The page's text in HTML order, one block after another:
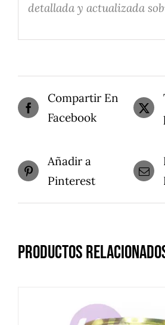
detallada y actualizada
Compartir En
Facebook
Añadir a
Pinterest
Productos